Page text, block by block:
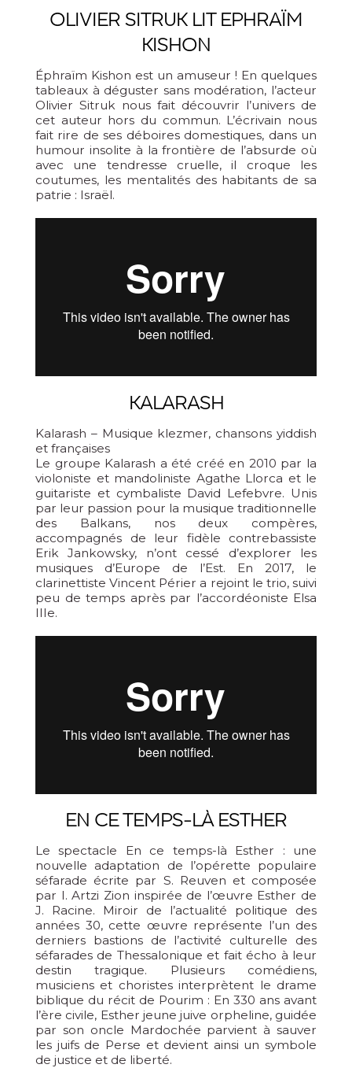
OLIVIER SITRUK LIT EPHRAÏM
KISHON
Éphraïm Kishon est un amuseur ! En quelques
tableaux à déguster sans modération, l’acteur
Olivier Sitruk nous fait découvrir l’univers de
cet auteur hors du commun. L’écrivain nous
fait rire de ses déboires domestiques, dans un
humour insolite à la frontière de l’absurde où
avec une tendresse cruelle, il croque les
coutumes, les mentalités des habitants de sa
patrie : Israël.
KALARASH
Kalarash – Musique klezmer, chansons yiddish
et françaises
Le groupe Kalarash a été créé en 2010 par la
violoniste et mandoliniste Agathe Llorca et le
guitariste et cymbaliste David Lefebvre. Unis
par leur passion pour la musique traditionnelle
des Balkans, nos deux compères,
accompagnés de leur fidèle contrebassiste
Erik Jankowsky, n’ont cessé d’explorer les
musiques d’Europe de l’Est. En 2017, le
clarinettiste Vincent Périer a rejoint le trio, suivi
peu de temps après par l’accordéoniste Elsa
IIIe.
EN CE TEMPS-LÀ ESTHER
Le spectacle En ce temps-là Esther : une
nouvelle adaptation de l’opérette populaire
séfarade écrite par S. Reuven et composée
par I. Artzi Zion inspirée de l’œuvre Esther de
J. Racine. Miroir de l’actualité politique des
années 30, cette œuvre représente l’un des
derniers bastions de l’activité culturelle des
séfarades de Thessalonique et fait écho à leur
destin tragique. Plusieurs comédiens,
musiciens et choristes interprètent le drame
biblique du récit de Pourim : En 330 ans avant
l’ère civile, Esther jeune juive orpheline, guidée
par son oncle Mardochée parvient à sauver
les juifs de Perse et devient ainsi un symbole
de justice et de liberté.